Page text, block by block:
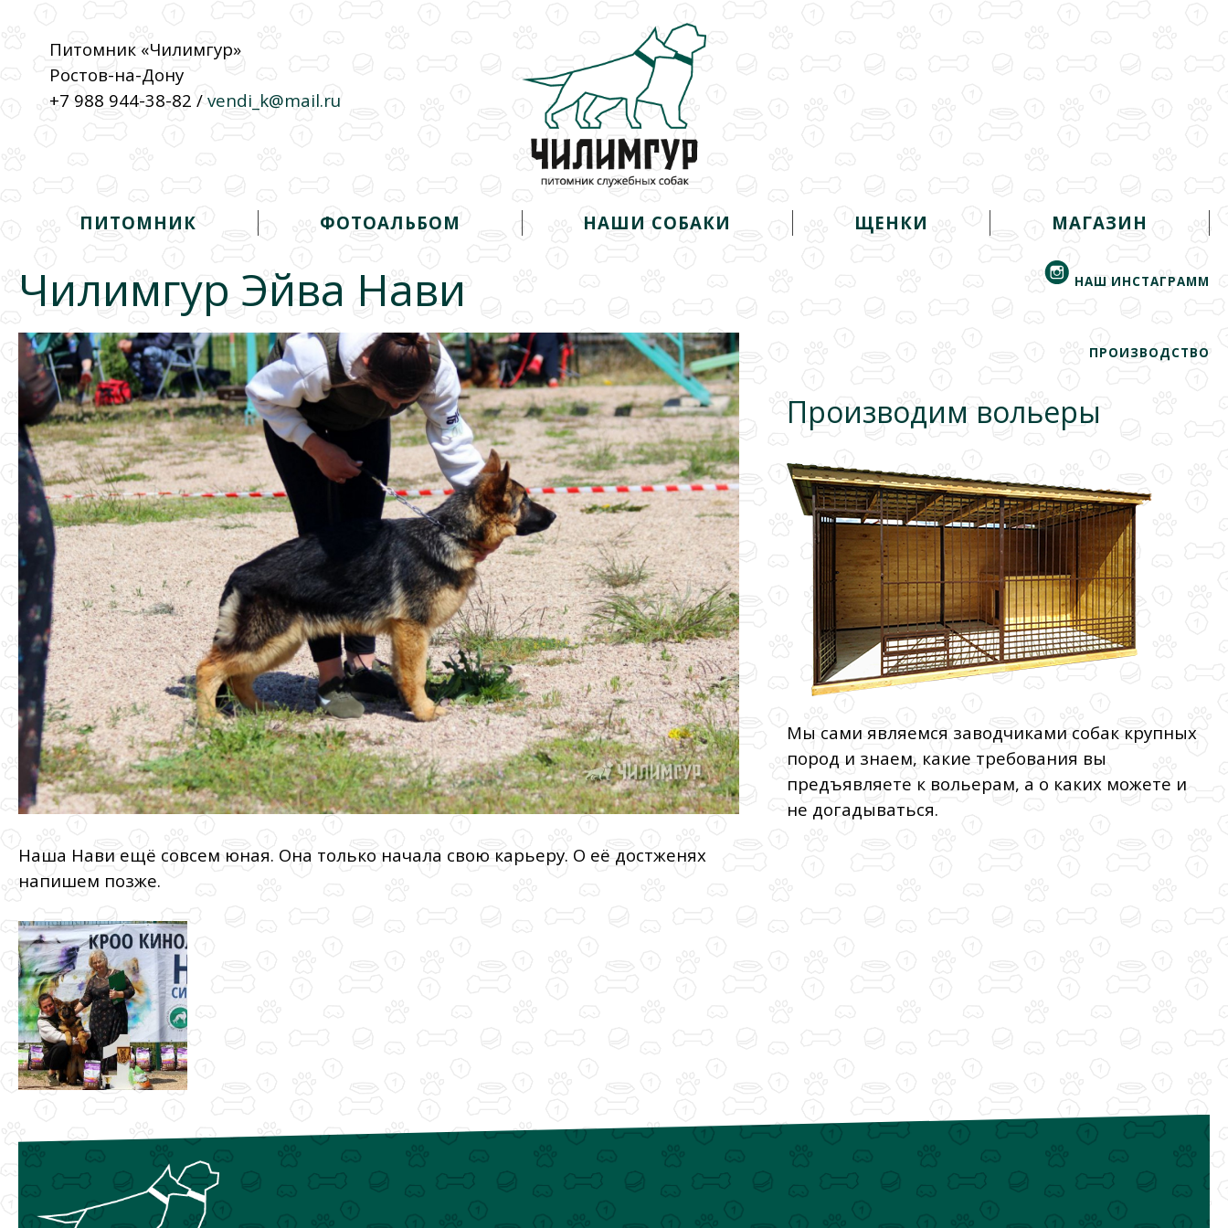
Питомник «Чилимгур»
Ростов-на-Дону
+7 988 944-38-82 / vendi_k@mail.ru
ПИТОМНИК ФОТОАЛЬБОМ НАШИ СОБАКИ ЩЕНКИ МАГАЗИН
Чилимгур Эйва Нави
Наша Нави ещё совсем юная. Она только начала свою карьеру. О её достженях
напишем позже.
НАШ ИНСТАГРАММ
ПРОИЗВОДСТВО
Производим вольеры
Мы сами являемся заводчиками собак крупных
пород и знаем, какие требования вы
предъявляете к вольерам, а о каких можете и
не догадываться.